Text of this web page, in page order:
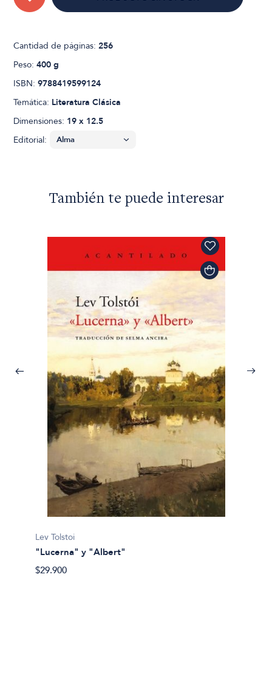
Cantidad de páginas:256
Peso:400 g
ISBN:9788419599124
Temática: Literatura Clásica
Dimensiones: 19 x 12.5
Editorial:
También te puede interesar
Lev Tolstoi
"Lucerna" y "Albert"
$29.900